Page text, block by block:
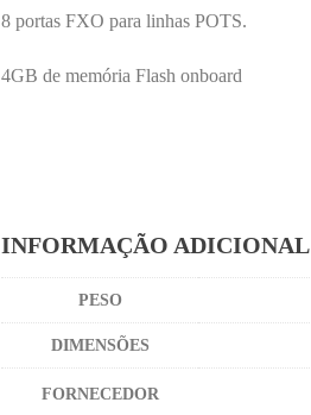
8 portas FXO para linhas POTS.
4GB de memória Flash onboard
INFORMAÇÃO ADICIONAL
PESO
DIMENSÕES
FORNECEDOR